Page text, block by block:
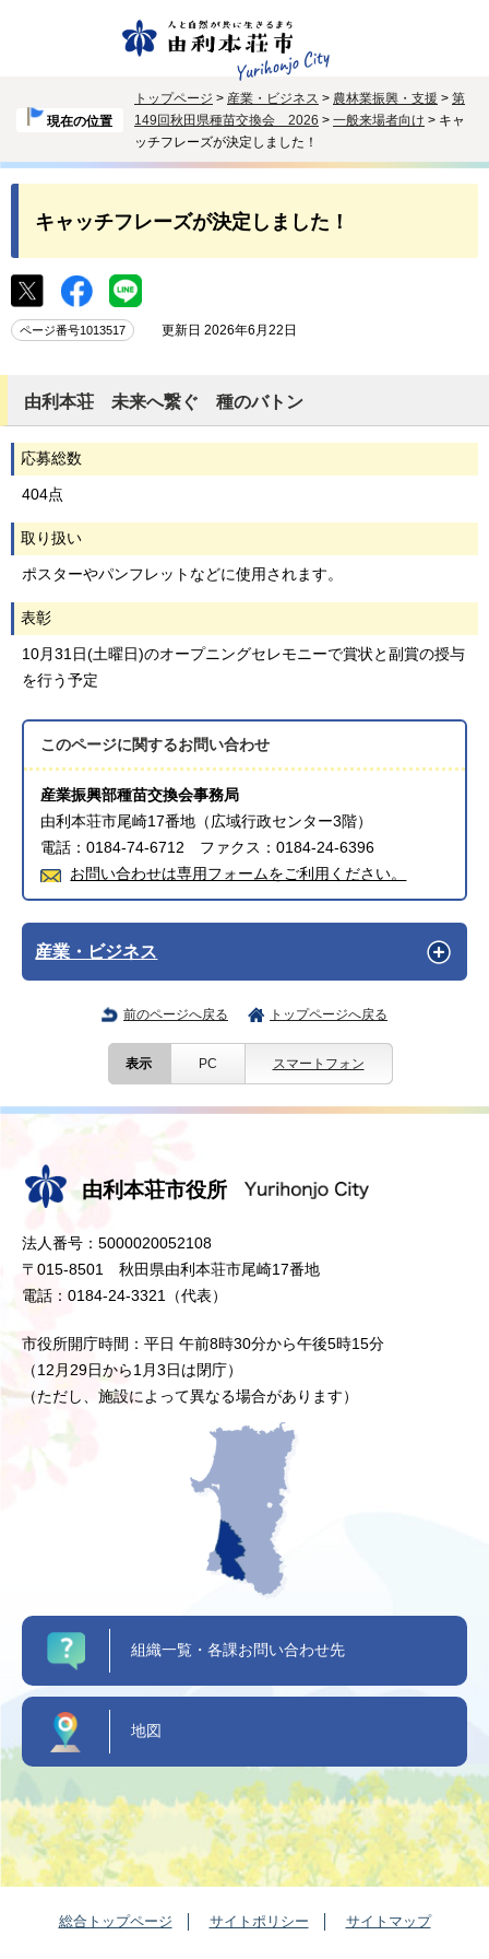
現在の位置
トップページ > 産業・ビジネス > 農林業振興・支援 > 第
149回秋田県種苗交換会 2026 > 一般来場者向け > キャ
ッチフレーズが決定しました！
キャッチフレーズが決定しました！
ページ番号1013517 更新日 2026年6月22日
由利本荘 未来へ繋ぐ 種のバトン
応募総数
404点
取り扱い
ポスターやパンフレットなどに使用されます。
表彰
10月31日(土曜日)のオープニングセレモニーで賞状と副賞の授与
を行う予定
このページに関するお問い合わせ
産業振興部種苗交換会事務局
由利本荘市尾崎17番地（広域行政センター3階）
電話：0184-74-6712 ファクス：0184-24-6396
お問い合わせは専用フォームをご利用ください。
産業・ビジネス
前のページへ戻る トップページへ戻る
表示 PC スマートフォン
由利本荘市役所
法人番号：5000020052108
〒015-8501 秋田県由利本荘市尾崎17番地
電話：0184-24-3321（代表）
市役所開庁時間：平日 午前8時30分から午後5時15分
（12月29日から1月3日は閉庁）
（ただし、施設によって異なる場合があります）
組織一覧・各課お問い合わせ先
地図
総合トップページ サイトポリシー サイトマップ